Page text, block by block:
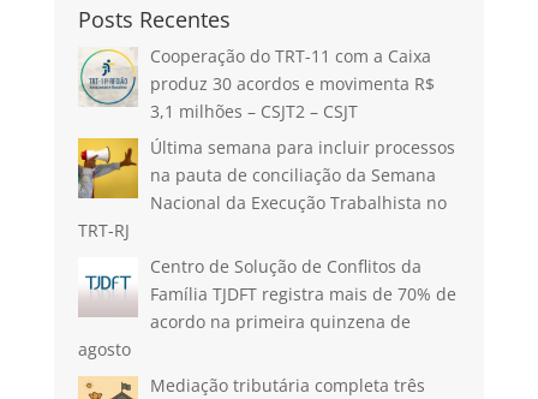
Posts Recentes
Cooperação do TRT-11 com a Caixa
produz 30 acordos e movimenta R$
3,1 milhões – CSJT2 – CSJT
Última semana para incluir processos
na pauta de conciliação da Semana
Nacional da Execução Trabalhista no
TRT-RJ
Centro de Solução de Conflitos da
Família TJDFT registra mais de 70% de
acordo na primeira quinzena de
agosto
Mediação tributária completa três